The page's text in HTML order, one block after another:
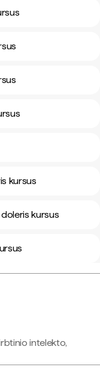
kursus
kursus
intelekto,